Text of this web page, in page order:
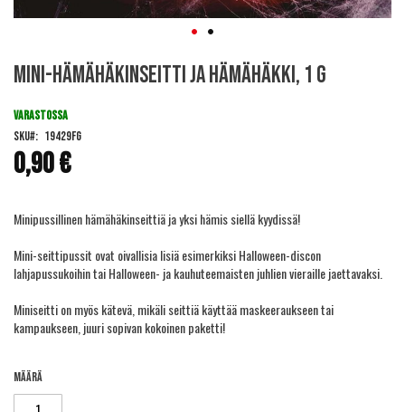
to
beginning
the
images
gallery
Mini-hämähäkinseitti ja hämähäkki, 1 g
0,90 €
VARASTOSSA
SKU
19429FG
Minipussillinen hämähäkinseittiä ja yksi hämis siellä kyydissä!
Mini-seittipussit ovat oivallisia lisiä esimerkiksi Halloween-discon
lahjapussukoihin tai Halloween- ja kauhuteemaisten juhlien vieraille jaettavaksi.
Miniseitti on myös kätevä, mikäli seittiä käyttää maskeeraukseen tai
kampaukseen, juuri sopivan kokoinen paketti!
Määrä